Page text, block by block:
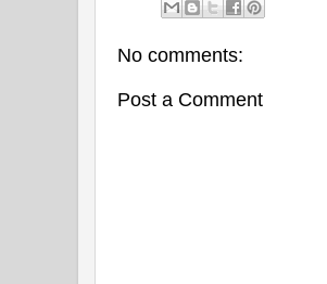
No comments:
Post a Comment